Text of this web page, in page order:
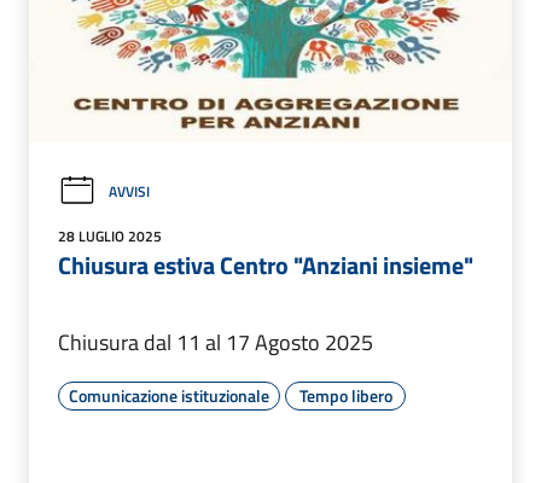
AVVISI
28 LUGLIO 2025
Chiusura estiva Centro "Anziani insieme"
Chiusura dal 11 al 17 Agosto 2025
Comunicazione istituzionale Tempo libero